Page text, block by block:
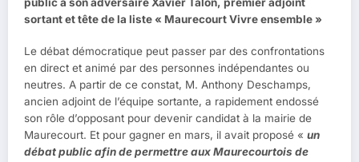
sortant et tête de la liste « Maurecourt Vivre ensemble »
Le débat démocratique peut passer par des confrontations
en direct et animé par des personnes indépendantes ou
neutres. A partir de ce constat, M. Anthony Deschamps,
ancien adjoint de l’équipe sortante, a rapidement endossé
son rôle d’opposant pour devenir candidat à la mairie de
Maurecourt. Et pour gagner en mars, il avait proposé « un
débat public afin de permettre aux Maurecourtois de